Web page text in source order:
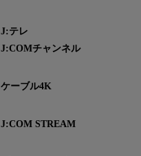
J:テレ
J:COMチャンネル
ケーブル4K
J:COM STREAM